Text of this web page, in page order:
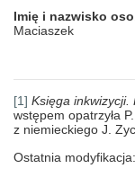
Imię i nazwisko
Maciaszek
[1] Księga
wstępem opatrzyła
z niemieckiego J.
Ostatnia